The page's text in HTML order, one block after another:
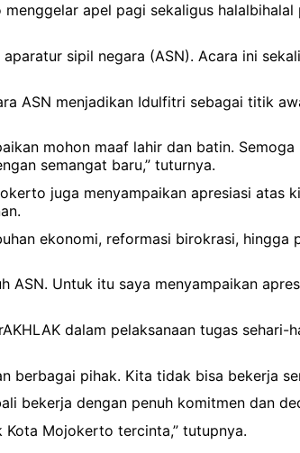
apel pagi sekaligus
sipil negara (ASN). Acara ini
ASN menjadikan Idulfitri sebagai titik
mohon maaf lahir dan batin.
semangat baru,” tuturnya.
juga menyampaikan apresiasi atas
ekonomi, reformasi birokrasi, hingga
ASN. Untuk itu saya menyampaikan
dalam pelaksanaan tugas
berbagai pihak. Kita tidak bisa bekerja
bekerja dengan penuh komitmen dan
Mojokerto tercinta,” tutupnya.